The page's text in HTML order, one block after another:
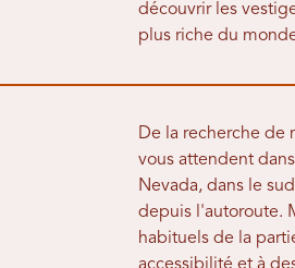
découvrir les
plus riche du
De la recherche de
vous attendent
Nevada, dans le
depuis l'autoroute.
habituels de la